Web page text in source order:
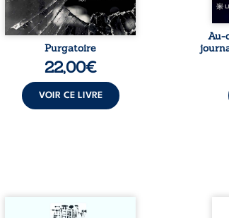
Purgatoire
22,00€
VOIR CE LIVRE
Au-
Sommes-nous vraiment libres
Je